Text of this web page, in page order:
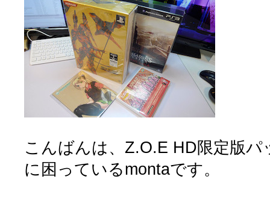
こんばんは、Z.O.E HD限定版パ
に困っているmontaです。